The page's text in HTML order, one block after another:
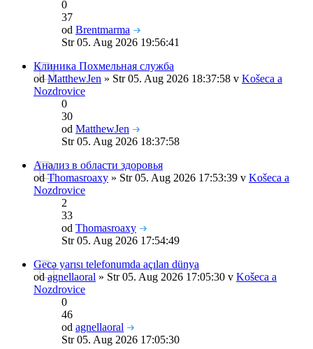
0
37
od Brentmarma
Str 05. Aug 2026 19:56:41
Клиника Похмельная служба
odMatthewJen » Str 05. Aug 2026 18:37:58 v Košeca a
Nozdrovice
0
30
od MatthewJen
Str 05. Aug 2026 18:37:58
Анализ в области здоровья
odThomasroaxy » Str 05. Aug 2026 17:53:39 v Košeca a
Nozdrovice
2
33
od Thomasroaxy
Str 05. Aug 2026 17:54:49
Gecə yarısı telefonumda açılan dünya
odagnellaoral » Str 05. Aug 2026 17:05:30 v Košeca a
Nozdrovice
0
46
od agnellaoral
Str 05. Aug 2026 17:05:30